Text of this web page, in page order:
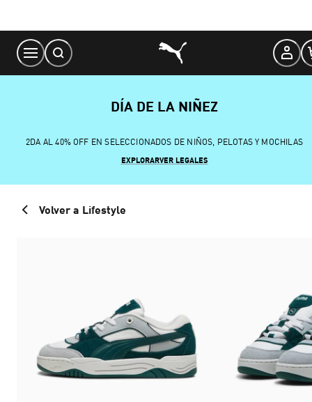
Content
DÍA DE LA NIÑEZ
2DA AL 40% OFF EN SELECCIONADOS DE NIÑOS, PELOTAS Y MOCHILAS
EXPLORARVER LEGALES
Volver a Lifestyle